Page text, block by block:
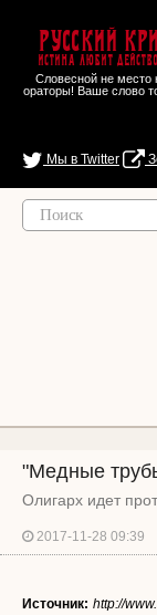
Русский
Истина любит
Словесной не место
ораторы! Ваше слово
Мы в Twitter
"Медные
Олигарх идет
2017-11-28 09:39
Источник: http://